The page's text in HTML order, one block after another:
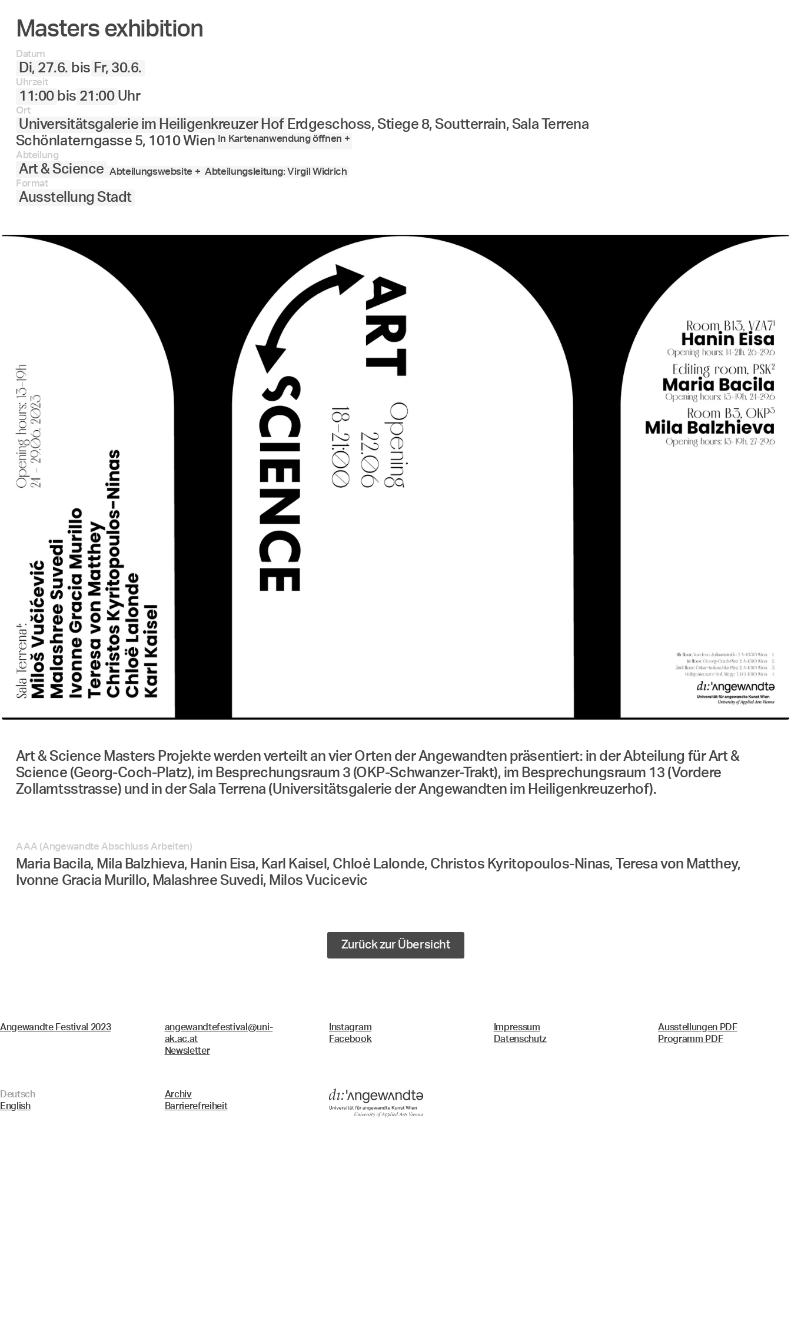
Masters exhibition
Datum
Di, 27.6. bis Fr, 30.6.
Uhrzeit
11:00 bis 21:00 Uhr
Ort
Universitätsgalerie im Heiligenkreuzer Hof Erdgeschoss, Stiege 8, Soutterrain, Sala Terrena
Schönlaterngasse 5, 1010 Wien In Kartenanwendung öffnen +
Abteilung
Art & Science Abteilungswebsite + Abteilungsleitung: Virgil Widrich
Format
Ausstellung Stadt
Art & Science Masters Projekte werden verteilt an vier Orten der Angewandten präsentiert: in der Abteilung für Art &
Science (Georg-Coch-Platz), im Besprechungsraum 3 (OKP-Schwanzer-Trakt), im Besprechungsraum 13 (Vordere
Zollamtsstrasse) und in der Sala Terrena (Universitätsgalerie der Angewandten im Heiligenkreuzerhof).
AAA (Angewandte Abschluss Arbeiten)
Maria Bacila, Mila Balzhieva, Hanin Eisa, Karl Kaisel, Chloė Lalonde, Christos Kyritopoulos-Ninas, Teresa von Matthey,
Ivonne Gracia Murillo, Malashree Suvedi, Milos Vucicevic
Zurück zur Übersicht
Angewandte Festival 2023
angewandtefestival@uni-
ak.ac.at
Newsletter
Instagram
Facebook
Impressum
Datenschutz
Ausstellungen PDF
Programm PDF
Deutsch
English
Archiv
Barrierefreiheit